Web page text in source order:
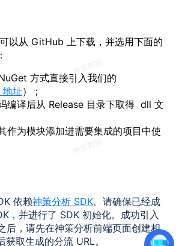
以从 GitHub 上下载，并选用下面的
方式直接引入我们的
址）；
编译后从 Release 目录下取得 dll 文
作为模块添加进需要集成的项目中使
依赖神策分析 SDK。请确保已经成
，并进行了 SDK 初始化。成功引入
后，请先在神策分析前端页面创建相
取生成的分流 URL。